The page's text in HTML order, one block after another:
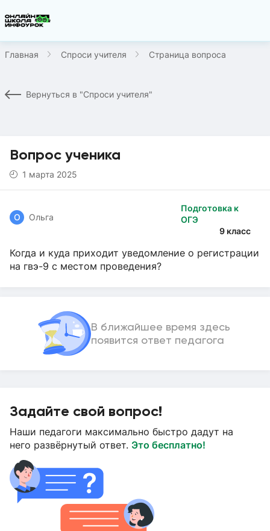
Главная Спроси учителя Страница вопроса
Вернуться в "Спроси учителя"
Вопрос ученика
1 марта 2025
Подготовка к
ОГЭ
9 класс
О Ольга
Когда и куда приходит уведомление о регистрации
на гвэ-9 с местом проведения?
В ближайшее время здесь
появится ответ педагога
Задайте свой вопрос!
Наши педагоги максимально быстро дадут на
него развёрнутый ответ. Это бесплатно!